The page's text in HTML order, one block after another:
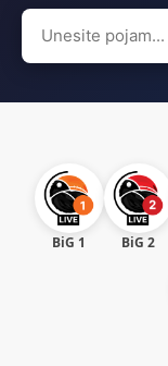
Search
for:
BiG 1 BiG 2